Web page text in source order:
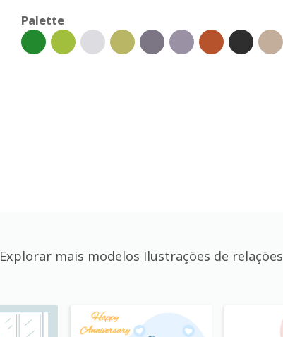
Palette
Explorar mais modelos Ilustrações de relações